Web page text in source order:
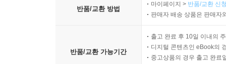
반품/교환 방법
마이페이지 > 반품/교환 신
판매자 배송 상품은 판매자
반품/교환 가능기간
출고 완료 후 10일 이내의
디지털 콘텐츠인 eBook의
중고상품의 경우 출고 완료